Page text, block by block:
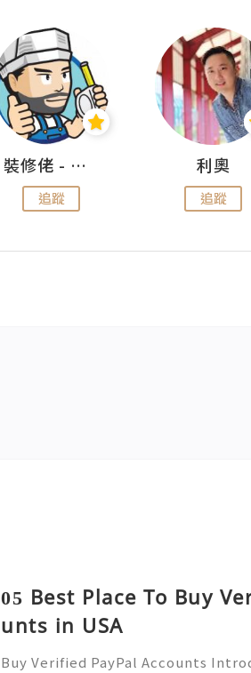
裝修佬 - 香港一站式網上裝修平台
追蹤
利奧
追蹤
05 Best Place To Buy
unts in USA
Buy Verified PayPal Accounts